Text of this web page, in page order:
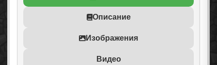
Описание
Изображения
Видео